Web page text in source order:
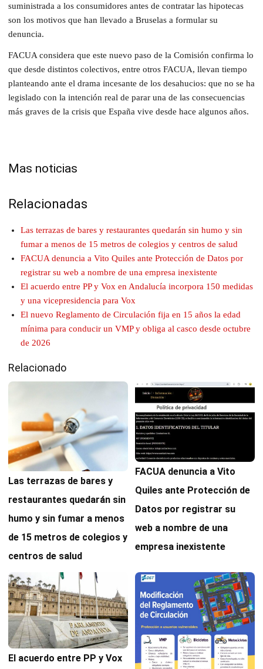
suministrada a los consumidores antes de contratar las hipotecas
son los motivos que han llevado a Bruselas a formular su
denuncia.
FACUA considera que este nuevo paso de la Comisión confirma lo
que desde distintos colectivos, entre otros FACUA, llevan tiempo
planteando ante el drama incesante de los desahucios: que no se ha
legislado con la intención real de parar una de las consecuencias
más graves de la crisis que España vive desde hace algunos años.
Mas noticias
Relacionadas
Las terrazas de bares y restaurantes quedarán sin humo y sin
fumar a menos de 15 metros de colegios y centros de salud
FACUA denuncia a Vito Quiles ante Protección de Datos por
registrar su web a nombre de una empresa inexistente
El acuerdo entre PP y Vox en Andalucía incorpora 150 medidas
y una vicepresidencia para Vox
El nuevo Reglamento de Circulación fija en 15 años la edad
mínima para conducir un VMP y obliga al casco desde octubre
de 2026
Relacionado
Las terrazas de bares y
restaurantes quedarán sin
humo y sin fumar a menos
de 15 metros de colegios y
centros de salud
FACUA denuncia a Vito
Quiles ante Protección de
Datos por registrar su
web a nombre de una
empresa inexistente
El acuerdo entre PP y Vox